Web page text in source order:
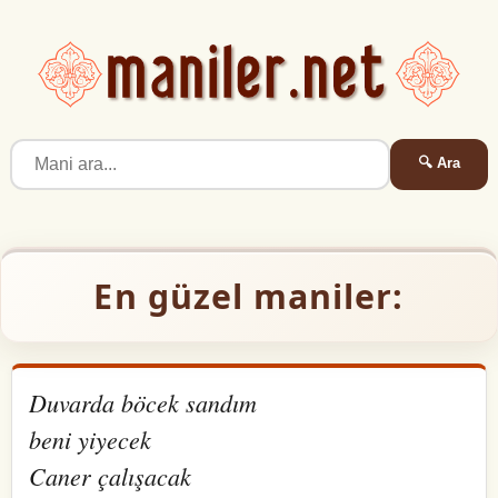
🔍 Ara
En güzel maniler:
Duvarda böcek sandım
beni yiyecek
Caner çalışacak